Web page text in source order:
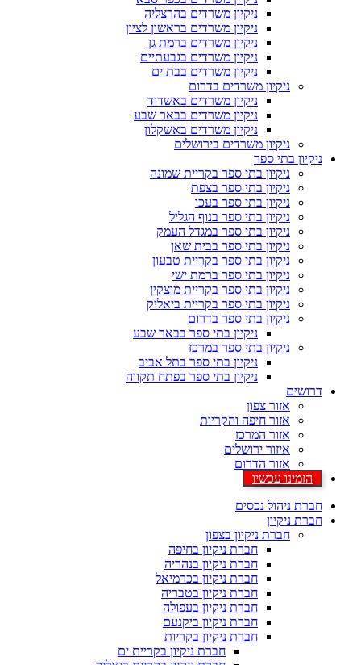
ניקיון משרדים בהרצליה
ניקיון משרדים בראשון לציון
ניקיון משרדים ברמת גן
ניקיון משרדים בגבעתיים
ניקיון משרדים בבת ים
ניקיון משרדים בדרום
ניקיון משרדים באשדוד
ניקיון משרדים בבאר שבע
ניקיון משרדים באשקלון
ניקיון משרדים בירושלים
ניקיון בתי ספר
ניקיון בתי ספר בקריית שמונה
ניקיון בתי ספר בצפת
ניקיון בתי ספר בעכו
ניקיון בתי ספר בנוף הגליל
ניקיון בתי ספר במגדל העמק
ניקיון בתי ספר בבית שאן
ניקיון בתי ספר בקריית טבעון
ניקיון בתי ספר ברמת ישי
ניקיון בתי ספר בקריית מוצקין
ניקיון בתי ספר בקריית ביאליק
ניקיון בתי ספר בדרום
ניקיון בתי ספר בבאר שבע
ניקיון בתי ספר במרכז
ניקיון בתי ספר בתל אביב
ניקיון בתי ספר בפתח תקווה
דרושים
אזור צפון
אזור חיפה והקריות
אזור המרכז
איזור ירושלים
אזור הדרום
הזמינו עכשיו
חברת ניהול נכסים
חברת ניקיון
חברת ניקיון בצפון
חברת ניקיון בחיפה
חברת ניקיון בנהריה
חברת ניקיון בכרמיאל
חברת ניקיון בטבריה
חברת ניקיון בעפולה
חברת ניקיון ביקנעם
חברת ניקיון בקריות
חברת ניקיון בקריית ים